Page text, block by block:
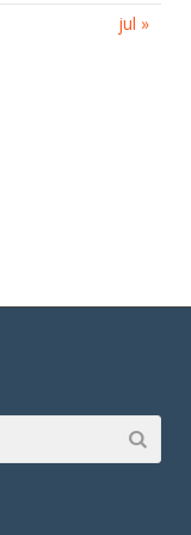
jul »